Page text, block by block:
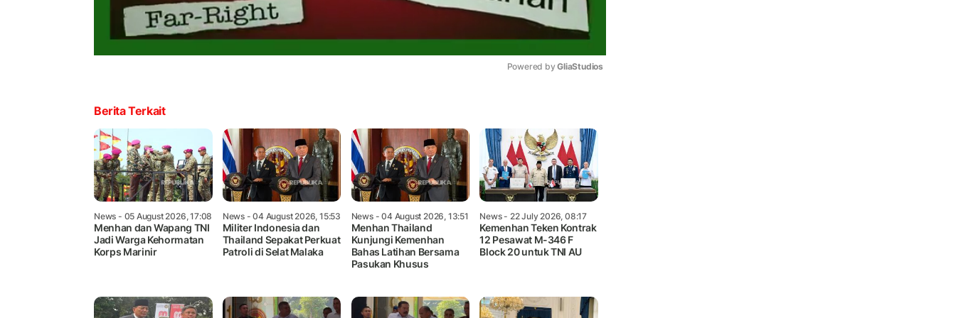
Powered by GliaStudios
Berita Terkait
News - 05 August 2026, 17:08
Menhan dan Wapang TNI
Jadi Warga Kehormatan
Korps Marinir
News- 04 August 2026, 15:53
Militer Indonesia dan
Thailand Sepakat Perkuat
Patroli di Selat Malaka
News- 04 August 2026, 13:51
Menhan Thailand
Kunjungi Kemenhan
Bahas Latihan Bersama
Pasukan Khusus
News- 22 July 2026, 08:17
Kemenhan Teken Kontrak
12 Pesawat M-346 F
Block 20 untuk TNI AU